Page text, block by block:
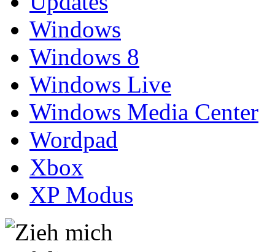
Windows
Windows 8
Windows Live
Windows Media Center
Wordpad
Xbox
XP Modus